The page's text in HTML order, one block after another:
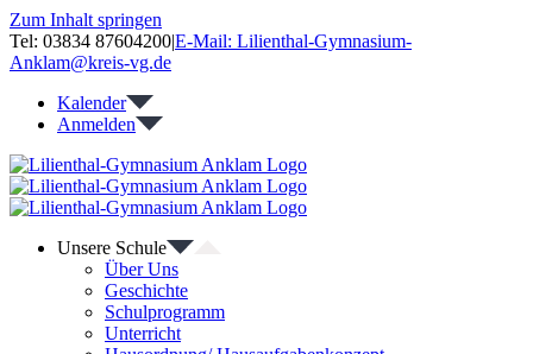
Zum Inhalt springen
Tel: 03834 87604200|E-Mail: Lilienthal-Gymnasium-
Anklam@kreis-vg.de
Kalender
Anmelden
Unsere Schule
Über Uns
Geschichte
Schulprogramm
Unterricht